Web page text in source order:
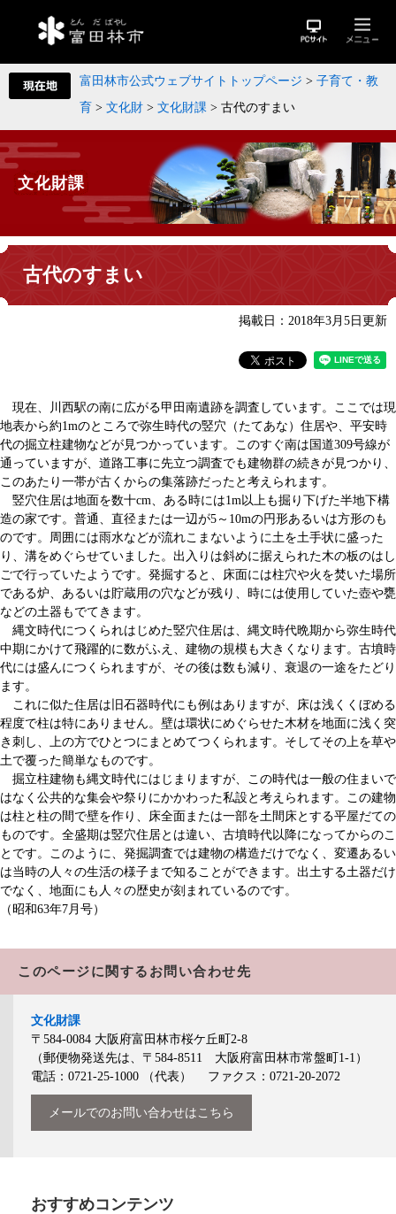
富田林市公式ウェブサイトトップページ > 子育て・教
育 > 文化財 > 文化財課 > 古代のすまい
文化財課
古代のすまい
掲載日：2018年3月5日更新
現在、川西駅の南に広がる甲田南遺跡を調査しています。ここでは現
地表から約1mのところで弥生時代の竪穴（たてあな）住居や、平安時
代の掘立柱建物などが見つかっています。このすぐ南は国道309号線が
通っていますが、道路工事に先立つ調査でも建物群の続きが見つかり、
このあたり一帯が古くからの集落跡だったと考えられます。
竪穴住居は地面を数十cm、ある時には1m以上も掘り下げた半地下構
造の家です。普通、直径または一辺が5～10mの円形あるいは方形のも
のです。周囲には雨水などが流れこまないように土を土手状に盛った
り、溝をめぐらせていました。出入りは斜めに据えられた木の板のはし
ごで行っていたようです。発掘すると、床面には柱穴や火を焚いた場所
である炉、あるいは貯蔵用の穴などが残り、時には使用していた壺や甕
などの土器もでてきます。
縄文時代につくられはじめた竪穴住居は、縄文時代晩期から弥生時代
中期にかけて飛躍的に数がふえ、建物の規模も大きくなります。古墳時
代には盛んにつくられますが、その後は数も減り、衰退の一途をたどり
ます。
これに似た住居は旧石器時代にも例はありますが、床は浅くくぼめる
程度で柱は特にありません。壁は環状にめぐらせた木材を地面に浅く突
き刺し、上の方でひとつにまとめてつくられます。そしてその上を草や
土で覆った簡単なものです。
掘立柱建物も縄文時代にはじまりますが、この時代は一般の住まいで
はなく公共的な集会や祭りにかかわった私設と考えられます。この建物
は柱と柱の間で壁を作り、床全面または一部を土間床とする平屋だての
ものです。全盛期は竪穴住居とは違い、古墳時代以降になってからのこ
とです。このように、発掘調査では建物の構造だけでなく、変遷あるい
は当時の人々の生活の様子まで知ることができます。出土する土器だけ
でなく、地面にも人々の歴史が刻まれているのです。
（昭和63年7月号）
このページに関するお問い合わせ先
文化財課
〒584-0084 大阪府富田林市桜ケ丘町2-8
（郵便物発送先は、〒584-8511 大阪府富田林市常盤町1-1）
電話：0721-25-1000
（代表） ファクス：0721-20-2072
メールでのお問い合わせはこちら
おすすめコンテンツ